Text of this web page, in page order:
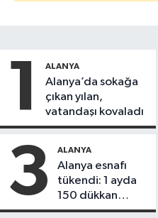
1 ALANYA
Alanya’da sokağa
çıkan yılan,
vatandaşı kovaladı
3 ALANYA
Alanya esnafı
tükendi: 1 ayda
150 dükkan
kapandı